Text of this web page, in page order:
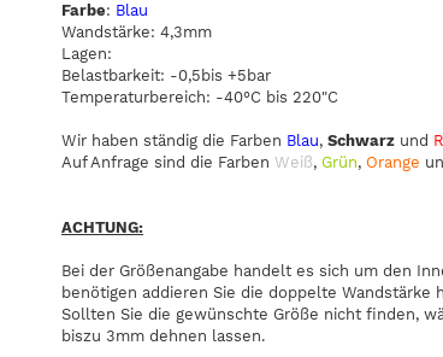
Farbe: Blau
Wandstärke: 4,3mm
Lagen:
Belastbarkeit: -0,5bis +5bar
Temperaturbereich: -40°C bis 220"C
Wir haben ständig die Farben Blau, Schwarz und
Auf Anfrage sind die Farben Weiß, Grün, Orange
ACHTUNG:
Bei der Größenangabe handelt es sich um den
benötigen addieren Sie die doppelte Wandstärke
Sollten Sie die gewünschte Größe nicht finden,
biszu 3mm dehnen lassen.